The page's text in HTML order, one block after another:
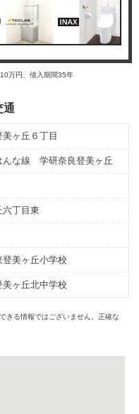
万円、借入期間35年
通
美ヶ丘６丁目
んな線 学研奈良登美ヶ丘
六丁目東
美ヶ丘小学校
ヶ丘北中学校
きる情報ではございません。正確な